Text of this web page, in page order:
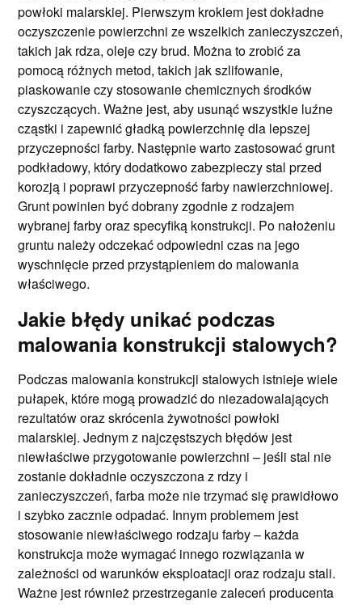
powłoki malarskiej. Pierwszym krokiem jest dokładne
oczyszczenie powierzchni ze wszelkich zanieczyszczeń,
takich jak rdza, oleje czy brud. Można to zrobić za
pomocą różnych metod, takich jak szlifowanie,
piaskowanie czy stosowanie chemicznych środków
czyszczących. Ważne jest, aby usunąć wszystkie luźne
cząstki i zapewnić gładką powierzchnię dla lepszej
przyczepności farby. Następnie warto zastosować grunt
podkładowy, który dodatkowo zabezpieczy stal przed
korozją i poprawi przyczepność farby nawierzchniowej.
Grunt powinien być dobrany zgodnie z rodzajem
wybranej farby oraz specyfiką konstrukcji. Po nałożeniu
gruntu należy odczekać odpowiedni czas na jego
wyschnięcie przed przystąpieniem do malowania
właściwego.
Jakie błędy unikać podczas
malowania konstrukcji stalowych?
Podczas malowania konstrukcji stalowych istnieje wiele
pułapek, które mogą prowadzić do niezadowalających
rezultatów oraz skrócenia żywotności powłoki
malarskiej. Jednym z najczęstszych błędów jest
niewłaściwe przygotowanie powierzchni – jeśli stal nie
zostanie dokładnie oczyszczona z rdzy i
zanieczyszczeń, farba może nie trzymać się prawidłowo
i szybko zacznie odpadać. Innym problemem jest
stosowanie niewłaściwego rodzaju farby – każda
konstrukcja może wymagać innego rozwiązania w
zależności od warunków eksploatacji oraz rodzaju stali.
Ważne jest również przestrzeganie zaleceń producenta